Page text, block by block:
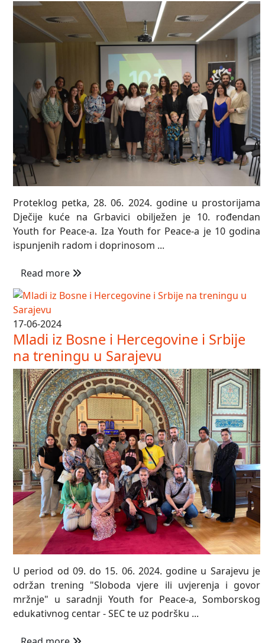
Proteklog petka, 28. 06. 2024. godine u prostorijama
Dječije kuće na Grbavici obilježen je 10. rođendan
Youth for Peace-a. Iza Youth for Peace-a je 10 godina
ispunjenih radom i doprinosom ...
Read more
17-06-2024
Mladi iz Bosne i Hercegovine i Srbije
na treningu u Sarajevu
U period od 09. do 15. 06. 2024. godine u Sarajevu je
održan trening "Sloboda vjere ili uvjerenja i govor
mržnje" u saradnji Youth for Peace-a, Somborskog
edukativnog centar - SEC te uz podršku ...